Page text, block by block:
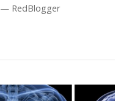
— RedBlogger